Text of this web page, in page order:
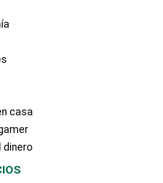
casa
dinero